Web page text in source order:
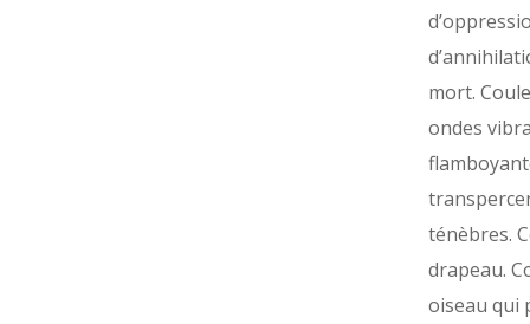
mort.
ondes
ténèbres.
drapeau.
oiseau qui